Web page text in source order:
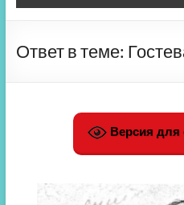
Ответ в теме:
Версия для